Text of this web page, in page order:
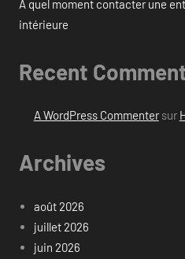
À quel moment contacter une
intérieure
Recent
A WordPress Commentersur
Archives
août 2026
juillet 2026
juin 2026